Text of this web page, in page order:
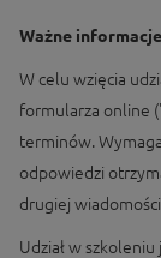
Ważne informacje
W celu wzięcia
formularza online
terminów.
odpowiedzi
drugiej
Udział w